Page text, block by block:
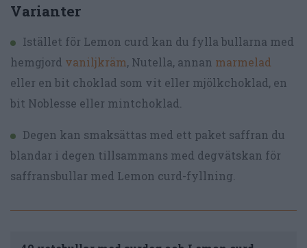
Varianter
Istället för Lemon curd kan du fylla bullarna med
hemgjord vaniljkräm, Nutella, annan marmelad
eller en bit choklad som vit eller mjölkchoklad, en
bit Noblesse eller mintchoklad.
Degen kan smaksättas med ett paket saffran du
blandar i degen tillsammans med degvätskan för
saffransbullar med Lemon curd-fyllning.